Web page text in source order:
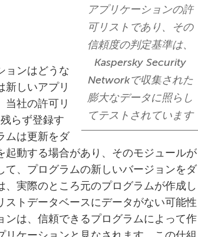
アプリケーションの許
可リストであり、その
信頼度の判定基準は、
Kaspersky Security
Networkで収集された
膨大なデータに照らし
てテストされています
ョンはどうな
新しいアプリ
当社の許可リ
らず登録す
ムは更新をダ
動する場合があり、そのモジュールが
、プログラムの新しいバージョンをダ
実際のところ元のプログラムが作成し
トデータベースにデータがない可能性
は、信頼できるプログラムによって作